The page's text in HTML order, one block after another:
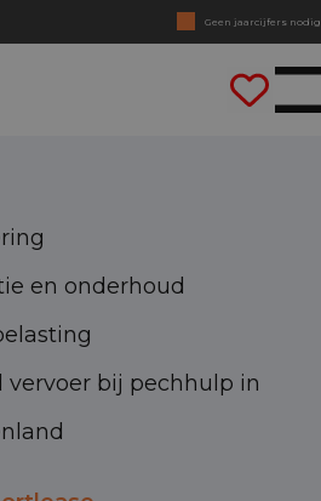
Geen jaarcijfers nodig
Direct rijden
en onderhoud
vervoer bij pechhulp in